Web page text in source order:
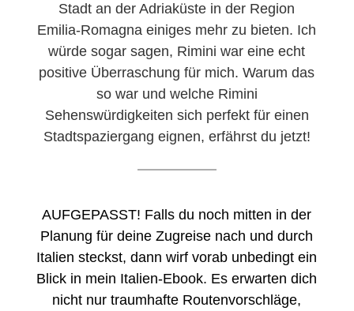
Stadt an der Adriaküste in der Region
Emilia-Romagna einiges mehr zu bieten. Ich
würde sogar sagen, Rimini war eine echt
positive Überraschung für mich. Warum das
so war und welche Rimini
Sehenswürdigkeiten sich perfekt für einen
Stadtspaziergang eignen, erfährst du jetzt!
AUFGEPASST! Falls du noch mitten in der
Planung für deine Zugreise nach und durch
Italien steckst, dann wirf vorab unbedingt ein
Blick in mein Italien-Ebook. Es erwarten dich
nicht nur traumhafte Routenvorschläge,